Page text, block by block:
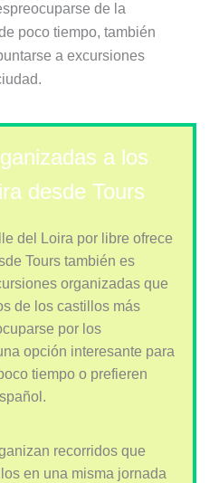
de la
poco tiempo, también
a excursiones
a los
desde Tours
del Loira por libre ofrece
Tours también es
organizadas que
de los castillos más
por los
opción interesante para
tiempo o prefieren
recorridos que
en una misma jornada